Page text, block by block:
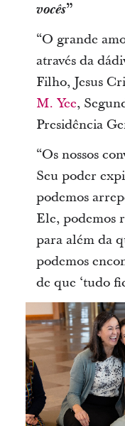
vocês”
“O grande
através da
Filho, Jesus
M. Yee,
Presidência
“Os nossos
Seu poder
podemos
Ele, podemos
para além da
podemos
de que ‘tudo